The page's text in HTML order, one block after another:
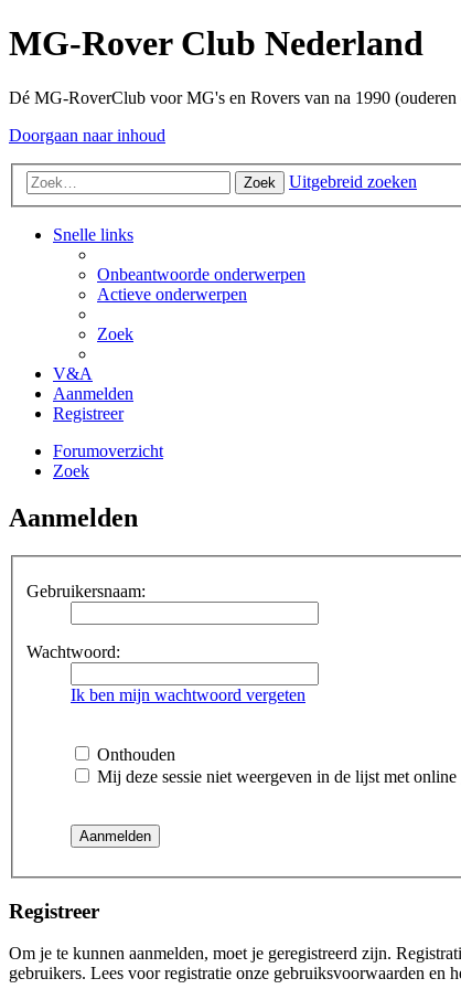
MG-Rover Club Nederland
Dé MG-RoverClub voor MG's en Rovers van na 1990
Doorgaan naar inhoud
Zoek Uitgebreid zoeken
Snelle links
Onbeantwoorde onderwerpen
Actieve onderwerpen
Zoek
V&A
Aanmelden
Registreer
Forumoverzicht
Zoek
Aanmelden
Gebruikersnaam:
Wachtwoord:
Ik ben mijn wachtwoord vergeten
Onthouden
Mij deze sessie niet weergeven in de lijst met online
Registreer
Om je te kunnen aanmelden, moet je geregistreerd zijn.
gebruikers. Lees voor registratie onze gebruiksvoorwaarden